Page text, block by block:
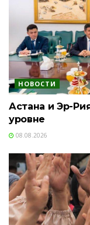
НОВОСТИ
Астана и Эр-
уровне
08.08.2026